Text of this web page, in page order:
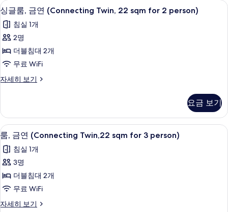
모
두
보
기
sqm
for
4
person)
세
히
기
싱
글
룸,
금
연
(Connecting
Twin,
for
2
person)
사
진
모
두
보
오리/거위털 이불, 필로우탑 침대, 책상
10
싱글룸, 금연 (Connecting Twin, 22 sqm for 2 person)
침실 1개
2명
더블침대 2개
무료 WiFi
자세히 보기
싱
연
(Connecting
Twin,
22
sqm
for
person)
자
히
요금 보기
룸,
금
연
(Connecting
Twin,22
sqm
for
오리/거위털 이불, 필로우탑 침대, 책상
10
룸, 금연 (Connecting Twin,22 sqm for 3 person)
침실 1개
3명
더블침대 2개
무료 WiFi
자세히 보기
룸,